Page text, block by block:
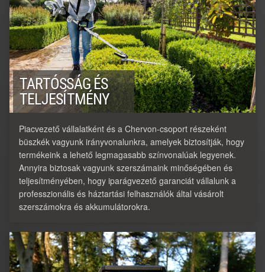
TARTÓSSÁG ÉS
TELJESÍTMÉNY
Piacvezető vállalatként és a Chervon-csoport részeként
büszkék vagyunk irányvonalunkra, amelyek biztosítják, hogy
termékeink a lehető legmagasabb színvonalúak legyenek.
Annyira biztosak vagyunk szerszámaink minőségében és
teljesítményében, hogy iparágvezető garanciát vállalunk a
professzionális és háztartási felhasználók által vásárolt
szerszámokra és akkumulátorokra.